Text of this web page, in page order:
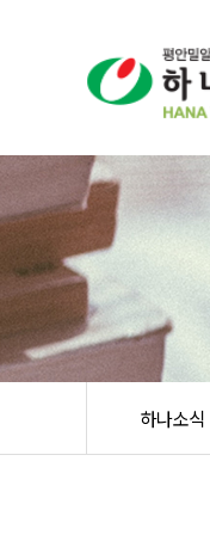
하나소식